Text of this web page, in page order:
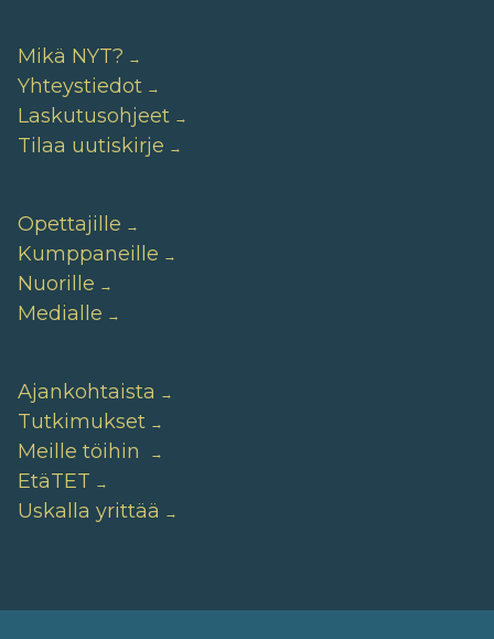
Mikä NYT?
Yhteystiedot
Laskutusohjeet
Tilaa uutiskirje
Opettajille
Kumppaneille
Nuorille
Medialle
Ajankohtaista
Tutkimukset
Meille töihin
EtäTET
Uskalla yrittää